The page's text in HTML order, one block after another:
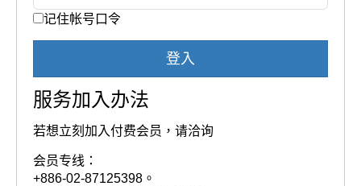
记住帐号口令
登入
服务加入办法
若想立刻加入付费会员，请洽询
会员专线：
+886-02-87125398。